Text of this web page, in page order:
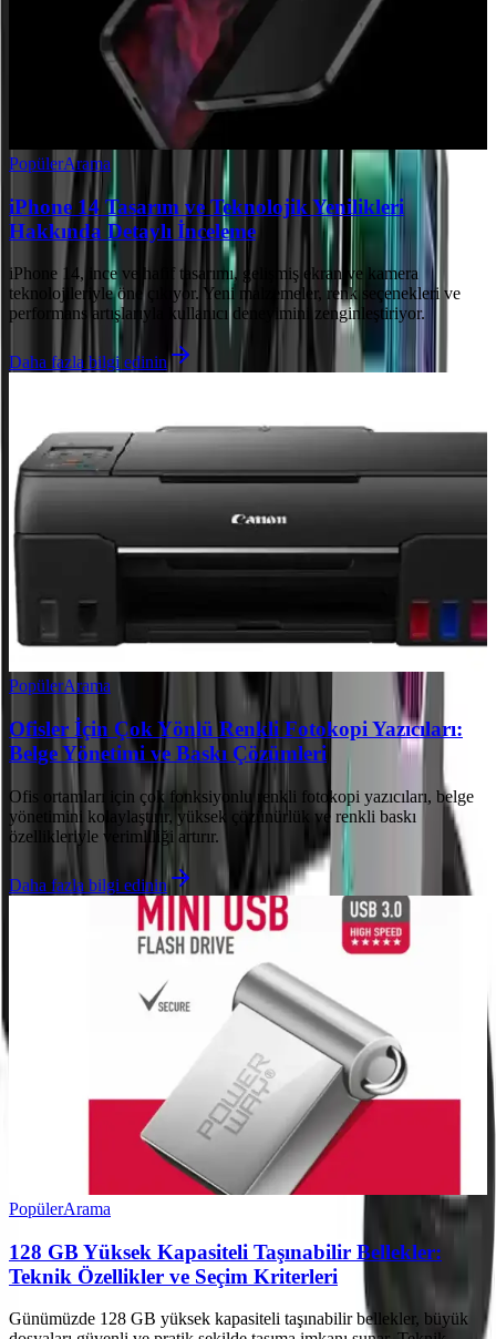
PopülerArama
iPhone 14 Tasarım ve Teknolojik Yenilikleri
Hakkında Detaylı İnceleme
iPhone 14, ince ve hafif tasarımı, gelişmiş ekran ve kamera
teknolojileriyle öne çıkıyor. Yeni malzemeler, renk seçenekleri ve
performans artışlarıyla kullanıcı deneyimini zenginleştiriyor.
Daha fazla bilgi edinin
PopülerArama
Ofisler İçin Çok Yönlü Renkli Fotokopi Yazıcıları:
Belge Yönetimi ve Baskı Çözümleri
Ofis ortamları için çok fonksiyonlu renkli fotokopi yazıcıları, belge
yönetimini kolaylaştırır, yüksek çözünürlük ve renkli baskı
özellikleriyle verimliliği artırır.
Daha fazla bilgi edinin
PopülerArama
128 GB Yüksek Kapasiteli Taşınabilir Bellekler:
Teknik Özellikler ve Seçim Kriterleri
Günümüzde 128 GB yüksek kapasiteli taşınabilir bellekler, büyük